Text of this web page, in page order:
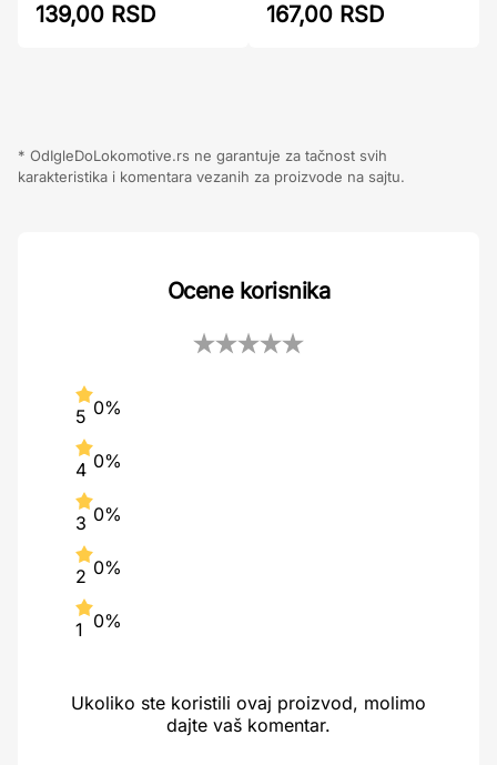
139,00 RSD 167,00 RSD
* OdIgleDoLokomotive.rs ne garantuje za tačnost svih
karakteristika i komentara vezanih za proizvode na sajtu.
Ocene korisnika
5 0%
4 0%
3 0%
2 0%
1 0%
Ukoliko ste koristili ovaj proizvod, molimo
dajte vaš komentar.